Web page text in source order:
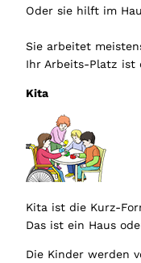
Oder sie hilft im
Sie arbeitet
Ihr Arbeits-Platz ist
Kita
Kita ist die Kurz-
Das ist ein Haus
Die Kinder werden